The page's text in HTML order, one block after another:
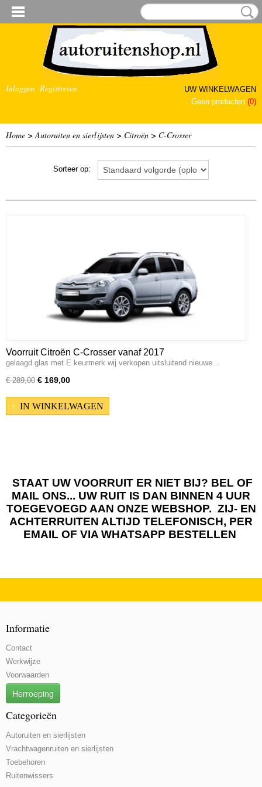
Inloggen Registreren
UW WINKELWAGEN
Geen producten (0)
Home >Autoruiten en sierlijsten > Citroën > C-Crosser
Sorteer op:
Voorruit Citroën C-Crosser vanaf 2017
gelaagd glas met E keurmerk wij verkopen uitsluitend nieuwe…
€ 289,00 € 169,00
IN WINKELWAGEN
STAAT UW VOORRUIT ER NIET BIJ? BEL OF
MAIL ONS... UW RUIT IS DAN BINNEN 4 UUR
TOEGEVOEGD AAN ONZE WEBSHOP. ZIJ- EN
ACHTERRUITEN ALTIJD TELEFONISCH, PER
EMAIL OF VIA WHATSAPP BESTELLEN
Informatie
Contact
Werkwijze
Voorwaarden
Herroeping
Categorieën
Autoruiten en sierlijsten
Vrachtwagenruiten en sierlijsten
Toebehoren
Ruitenwissers